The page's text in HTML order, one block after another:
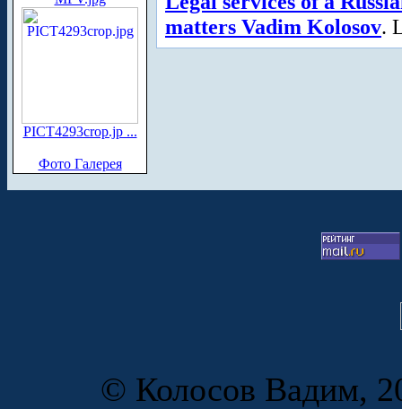
PICT4293crop.jp ...
Фото Галерея
matters Vadim Kolosov.
© Колосов Вадим,